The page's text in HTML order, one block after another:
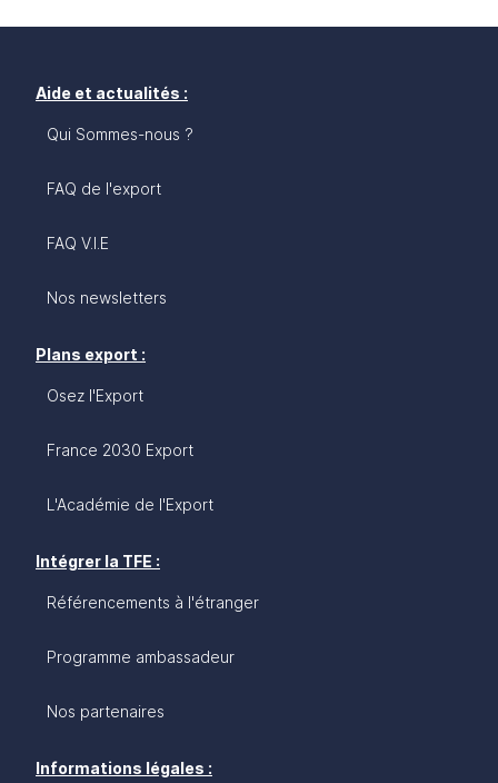
Aide et actualités :
Qui Sommes-nous ?
FAQ de l'export
FAQ V.I.E
Nos newsletters
Plans export :
Osez l'Export
France 2030 Export
L'Académie de l'Export
Intégrer la TFE :
Référencements à l'étranger
Programme ambassadeur
Nos partenaires
Informations légales :